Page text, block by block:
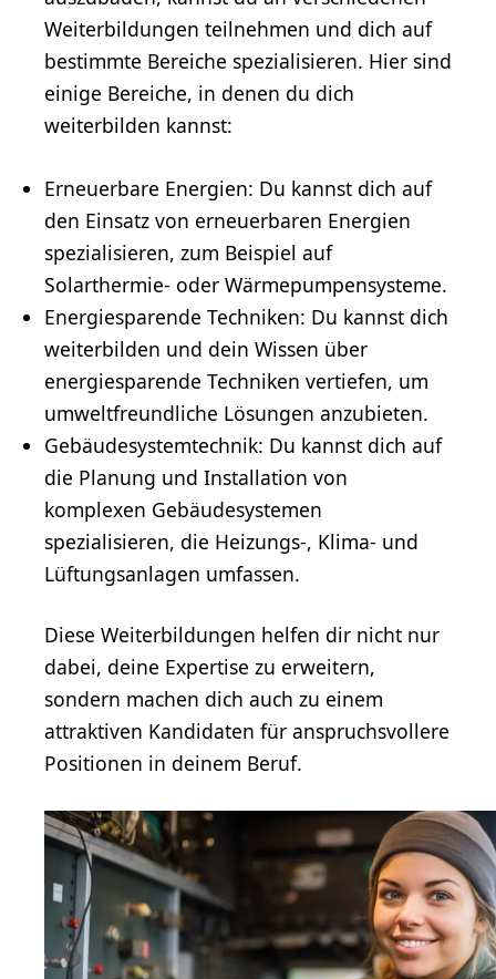
Weiterbildungen teilnehmen und dich auf
bestimmte Bereiche spezialisieren. Hier sind
einige Bereiche, in denen du dich
weiterbilden kannst:
Erneuerbare Energien: Du kannst dich auf
den Einsatz von erneuerbaren Energien
spezialisieren, zum Beispiel auf
Solarthermie- oder Wärmepumpensysteme.
Energiesparende Techniken: Du kannst dich
weiterbilden und dein Wissen über
energiesparende Techniken vertiefen, um
umweltfreundliche Lösungen anzubieten.
Gebäudesystemtechnik: Du kannst dich auf
die Planung und Installation von
komplexen Gebäudesystemen
spezialisieren, die Heizungs-, Klima- und
Lüftungsanlagen umfassen.
Diese Weiterbildungen helfen dir nicht nur
dabei, deine Expertise zu erweitern,
sondern machen dich auch zu einem
attraktiven Kandidaten für anspruchsvollere
Positionen in deinem Beruf.